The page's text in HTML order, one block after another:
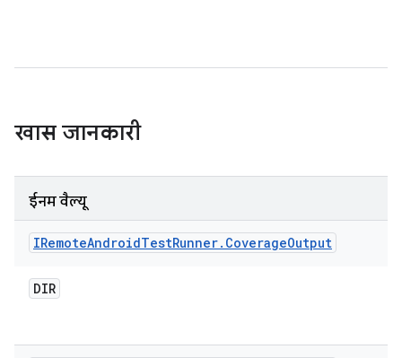
खास जानकारी
ईनम वैल्यू
IRemoteAndroidTestRunner. CoverageOutput
DIR